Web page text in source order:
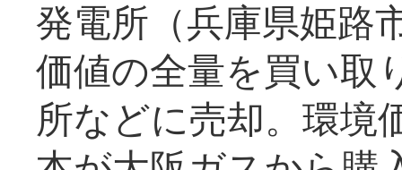
発電所（兵庫県姫路
価値の全量を買い取
所などに売却。環境